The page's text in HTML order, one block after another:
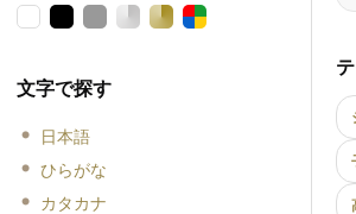
文字で探す
日本語
ひらがな
カタカナ